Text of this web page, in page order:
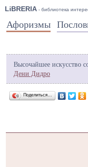
LiBRERIA - библиотека
Афоризмы
Высочайшее искусство
Дени Дидро
Поделиться…